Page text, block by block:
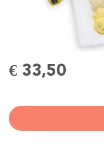
€ 33,50